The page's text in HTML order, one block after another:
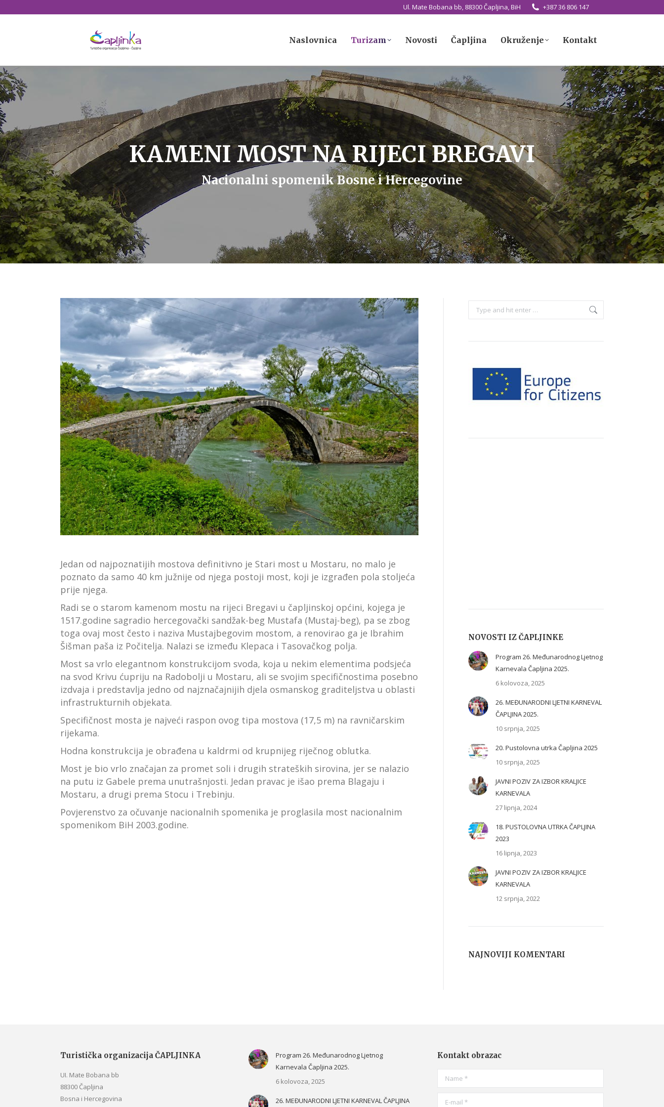
Ul. Mate Bobana bb, 88300 Čapljina, BiH +387 36 806 147
Naslovnica Turizam Novosti Čapljina Okruženje Kontakt
KAMENI MOST NA RIJECI BREGAVI
Nacionalni spomenik Bosne i Hercegovine
Jedan od najpoznatijih mostova definitivno je Stari most u Mostaru, no malo je
poznato da samo 40 km južnije od njega postoji most, koji je izgrađen pola stoljeća
prije njega.
Radi se o starom kamenom mostu na rijeci Bregavi u čapljinskoj općini, kojega je
1517.godine sagradio hercegovački sandžak-beg Mustafa (Mustaj-beg), pa se zbog
toga ovaj most često i naziva Mustajbegovim mostom, a renovirao ga je Ibrahim
Šišman paša iz Počitelja. Nalazi se između Klepaca i Tasovačkog polja.
Most sa vrlo elegantnom konstrukcijom svoda, koja u nekim elementima podsjeća
na svod Krivu ćupriju na Radobolji u Mostaru, ali se svojim specifičnostima posebno
izdvaja i predstavlja jedno od najznačajnijih djela osmanskog graditeljstva u oblasti
infrastrukturnih objekata.
Specifičnost mosta je najveći raspon ovog tipa mostova (17,5 m) na ravničarskim
rijekama.
Hodna konstrukcija je obrađena u kaldrmi od krupnijeg riječnog oblutka.
Most je bio vrlo značajan za promet soli i drugih strateških sirovina, jer se nalazio
na putu iz Gabele prema unutrašnjosti. Jedan pravac je išao prema Blagaju i
Mostaru, a drugi prema Stocu i Trebinju.
Povjerenstvo za očuvanje nacionalnih spomenika je proglasila most nacionalnim
spomenikom BiH 2003.godine.
Search:
NOVOSTI IZ ČAPLJINKE
Program 26. Međunarodnog Ljetnog
Karnevala Čapljina 2025.
6 kolovoza, 2025
26. MEĐUNARODNI LJETNI KARNEVAL
ČAPLJINA 2025.
10 srpnja, 2025
20. Pustolovna utrka Čapljina 2025
10 srpnja, 2025
JAVNI POZIV ZA IZBOR KRALJICE
KARNEVALA
27 lipnja, 2024
18. PUSTOLOVNA UTRKA ČAPLJINA
2023
16 lipnja, 2023
JAVNI POZIV ZA IZBOR KRALJICE
KARNEVALA
12 srpnja, 2022
NAJNOVIJI KOMENTARI
Turistička organizacija ČAPLJINKA
UI. Mate Bobana bb
88300 Čapljina
Bosna i Hercegovina
Program 26. Međunarodnog Ljetnog
Karnevala Čapljina 2025.
6 kolovoza, 2025
26. MEĐUNARODNI LJETNI KARNEVAL ČAPLJINA
Kontakt obrazac
Name *
E-mail *
Naslovnica Turizam Novosti Čapljina Okruženje Kontakt